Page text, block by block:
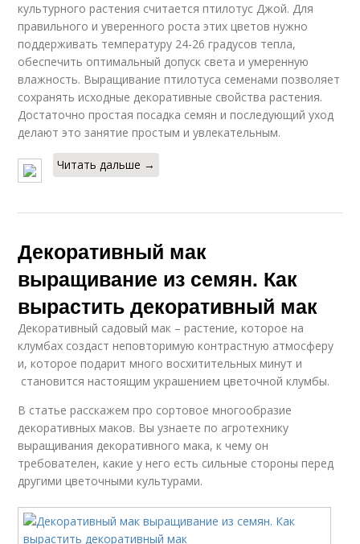
культурного растения считается птилотус Джой. Для
правильного и уверенного роста этих цветов нужно
поддерживать температуру 24-26 градусов тепла,
обеспечить оптимальный допуск света и умеренную
влажность. Выращивание птилотуса семенами позволяет
сохранять исходные декоративные свойства растения.
Достаточно простая посадка семян и последующий уход
делают это занятие простым и увлекательным.
Читать дальше →
Декоративный мак
выращивание из семян. Как
вырастить декоративный мак
Декоративный садовый мак – растение, которое на
клумбах создаст неповторимую контрастную атмосферу
и, которое подарит много восхитительных минут и
становится настоящим украшением цветочной клумбы.
В статье расскажем про сортовое многообразие
декоративных маков. Вы узнаете по агротехнику
выращивания декоративного мака, к чему он
требователен, какие у него есть сильные стороны перед
другими цветочными культурами.